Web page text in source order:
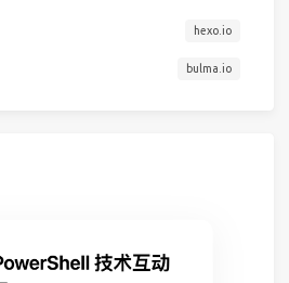
hexo.io
bulma.io